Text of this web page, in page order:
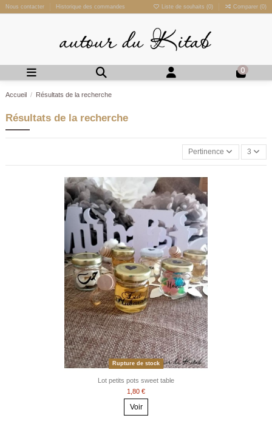
Nous contacter Historique des commandes Liste de souhaits (0) Comparer (0)
0
Accueil Résultats de la recherche
Résultats de la recherche
Pertinence 3
Rupture de stock
Lot petits pots sweet table
1,80 €
Voir